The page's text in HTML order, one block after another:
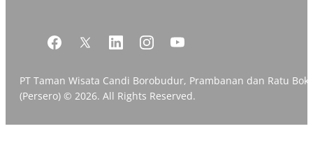
PT Taman Wisata Candi Borobudur, Prambanan dan Ratu
(Persero) © 2026. All Rights Reserved.